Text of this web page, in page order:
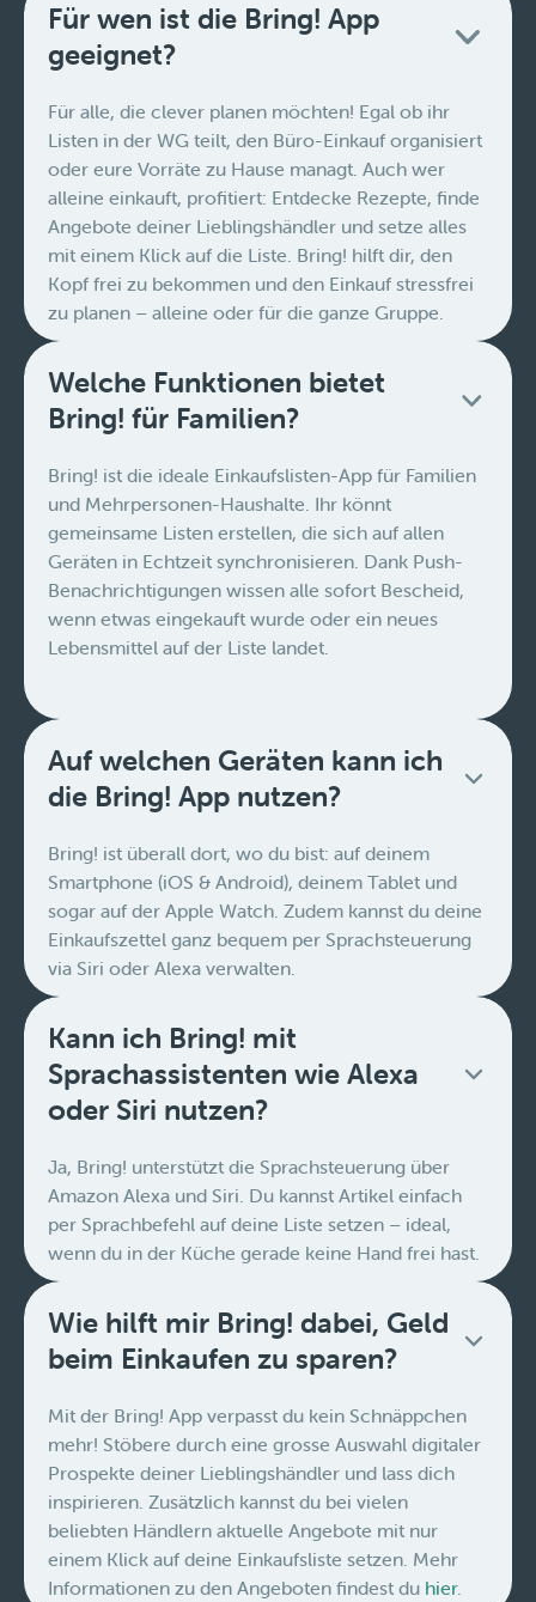
Für wen ist die Bring! App
geeignet?
Für alle, die clever planen möchten! Egal ob ihr
Listen in der WG teilt, den Büro-Einkauf organisiert
oder eure Vorräte zu Hause managt. Auch wer
alleine einkauft, profitiert: Entdecke Rezepte, finde
Angebote deiner Lieblingshändler und setze alles
mit einem Klick auf die Liste. Bring! hilft dir, den
Kopf frei zu bekommen und den Einkauf stressfrei
zu planen – alleine oder für die ganze Gruppe.
Welche Funktionen bietet
Bring! für Familien?
Bring! ist die ideale Einkaufslisten-App für Familien
und Mehrpersonen-Haushalte. Ihr könnt
gemeinsame Listen erstellen, die sich auf allen
Geräten in Echtzeit synchronisieren. Dank Push-
Benachrichtigungen wissen alle sofort Bescheid,
wenn etwas eingekauft wurde oder ein neues
Lebensmittel auf der Liste landet.
Auf welchen Geräten kann ich
die Bring! App nutzen?
Bring! ist überall dort, wo du bist: auf deinem
Smartphone (iOS & Android), deinem Tablet und
sogar auf der Apple Watch. Zudem kannst du deine
Einkaufszettel ganz bequem per Sprachsteuerung
via Siri oder Alexa verwalten.
Kann ich Bring! mit
Sprachassistenten wie Alexa
oder Siri nutzen?
Ja, Bring! unterstützt die Sprachsteuerung über
Amazon Alexa und Siri. Du kannst Artikel einfach
per Sprachbefehl auf deine Liste setzen – ideal,
wenn du in der Küche gerade keine Hand frei hast.
Wie hilft mir Bring! dabei, Geld
beim Einkaufen zu sparen?
Mit der Bring! App verpasst du kein Schnäppchen
mehr! Stöbere durch eine grosse Auswahl digitaler
Prospekte deiner Lieblingshändler und lass dich
inspirieren. Zusätzlich kannst du bei vielen
beliebten Händlern aktuelle Angebote mit nur
einem Klick auf deine Einkaufsliste setzen. Mehr
Informationen zu den Angeboten findest du hier.